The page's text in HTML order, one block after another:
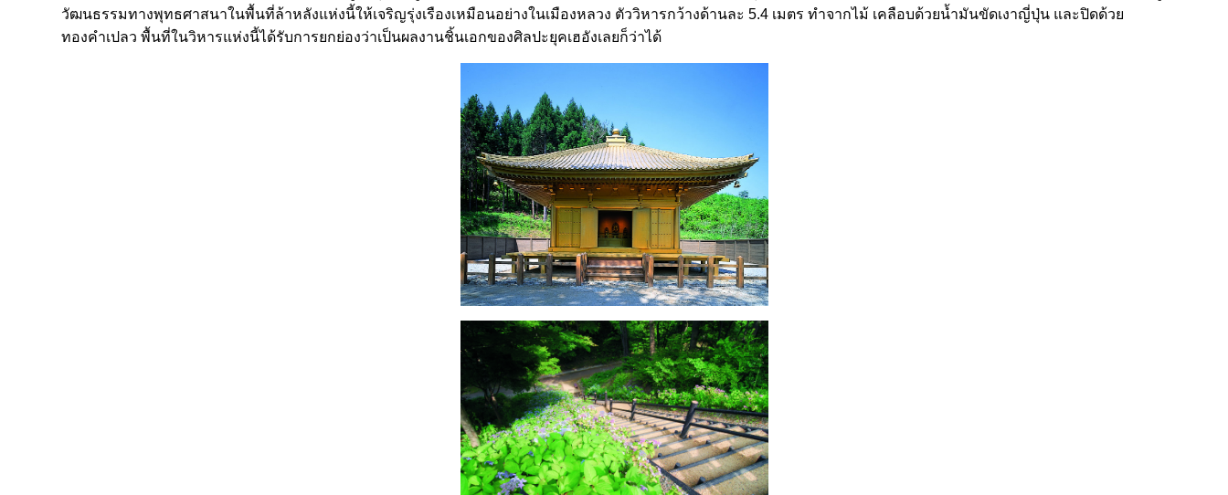
วัฒนธรรมทางพุทธศาสนาในพื้นที่ล้าหลังแห่งนี้ให้เจริญรุ่งเรืองเหมือนอย่างในเมืองหลวง ตัววิหารกว้างด้านละ 5.4 เมตร ทำจากไม้ เคลือบด้วยน้ำมันขัดเงาญี่ปุ่น และปิดด้วย
ทองคำเปลว พื้นที่ในวิหารแห่งนี้ได้รับการยกย่องว่าเป็นผลงานชิ้นเอกของศิลปะยุคเฮอังเลยก็ว่าได้